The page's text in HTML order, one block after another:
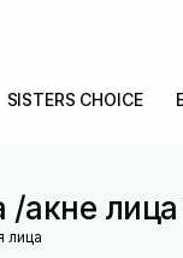
SISTERS CHOICE
акне
лица